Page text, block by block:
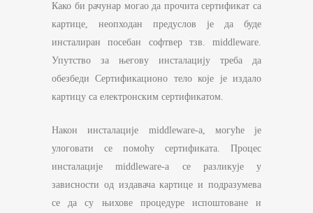
Како би рачунар могао да прочита сертификат са
картице, неопходан предуслов је да буде
инсталиран посебан софтвер тзв. middleware.
Упутство за његову инсталацију треба да
обезбеди Сертификационо тело које је издало
картицу са електронским сертификатом.
Након инсталације middleware-a, могуће је
улоговати се помоћу сертификата. Процес
инсталације middleware-a се разликује у
зависности од издавача картице и подразумева
се да су њихове процедуре испоштоване и